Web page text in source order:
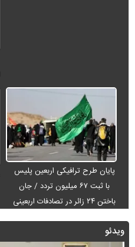
پایان طرح ترافیکی اربعین پلیس
با ثبت ۶۷ میلیون تردد / جان
باختن ۲۴ زائر در تصادفات اربعینی
ویدئو